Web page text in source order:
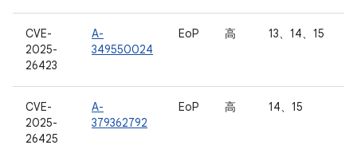
CVE-
2025-
26423
A-
349550024
EoP 高 13、14、15
CVE-
2025-
26425
A-
379362792
EoP 高 14、15